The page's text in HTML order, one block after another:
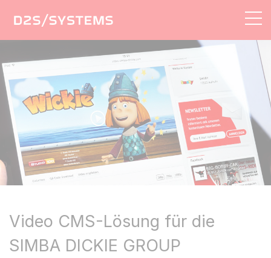
AGENTUR
LEISTUNGEN
REFERENZEN
KONTAKT
Video CMS-Lösung für die
SIMBA DICKIE GROUP